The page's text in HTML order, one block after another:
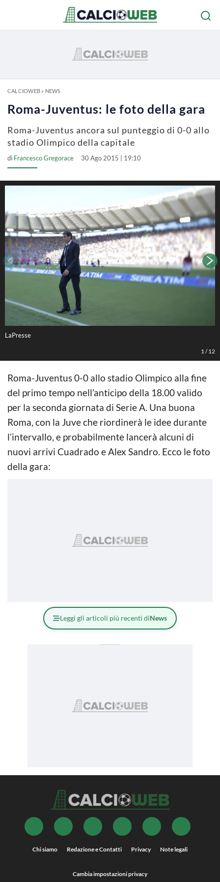
CALCIOWEB» NEWS
Roma-Juventus: le foto della gara
Roma-Juventus ancora sul punteggio di 0-0 allo
stadio Olimpico della capitale
di Francesco Gregorace 30 Ago 2015 | 19:10
LaPresse
1 /12
Roma-Juventus 0-0 allo stadio Olimpico alla fine
del primo tempo nell’anticipo della 18.00 valido
per la seconda giornata di Serie A. Una buona
Roma, con la Juve che riordinerà le idee durante
l’intervallo, e probabilmente lancerà alcuni di
nuovi arrivi Cuadrado e Alex Sandro. Ecco le foto
della gara:
Leggi gli articoli più recenti diNews
Chi siamo Redazione e Contatti Privacy Note legali
Cambia impostazioni privacy